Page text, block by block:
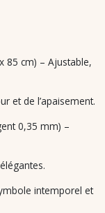
85 cm) – Ajustable,
et de l’apaisement.
0,35 mm) –
intemporel et